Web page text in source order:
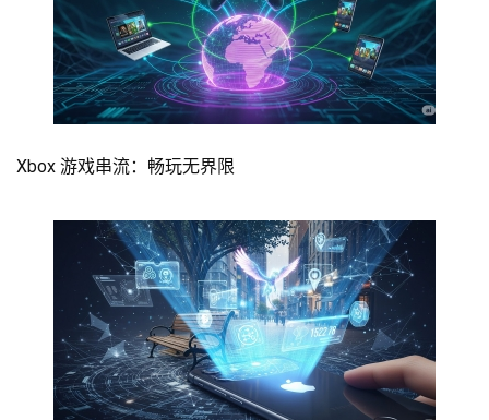
Xbox 游戏串流：畅玩无界限